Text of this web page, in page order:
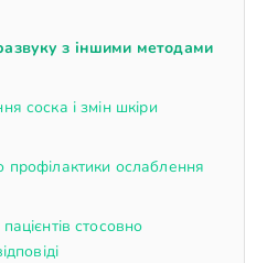
з іншими методами
соска і змін шкіри
профілактики ослаблення
стосовно